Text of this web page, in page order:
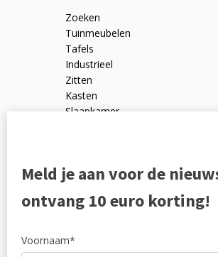
Zoeken
Tuinmeubelen
Tafels
Industrieel
Zitten
Kasten
Slaapkamer
Outlet
Meld je aan voor de
ontvang 10 euro korting!
Voornaam*